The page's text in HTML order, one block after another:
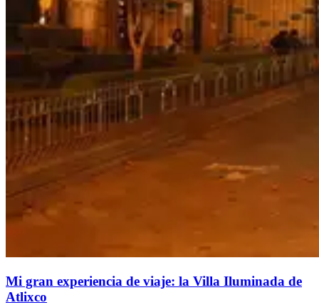
Mi gran experiencia de viaje: la Villa Iluminada de
Atlixco